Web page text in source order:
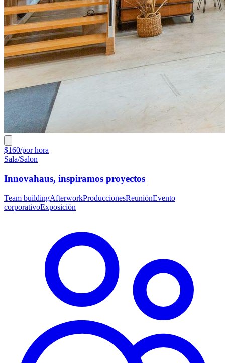
$160/por hora
Sala/Salon
Innovahaus, inspiramos proyectos
Team buildingAfterworkProduccionesReuniónEvento
corporativoExposición